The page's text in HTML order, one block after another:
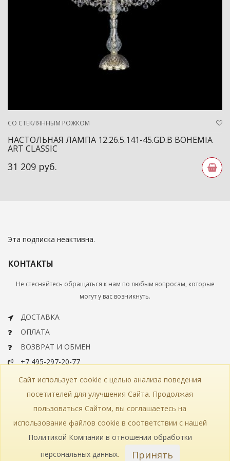
СО СТЕКЛЯННЫМ РОЖКОМ
НАСТОЛЬНАЯ ЛАМПА 12.26.5.141-45.GD.B BOHEMIA
ART CLASSIC
31 209 руб.
Эта подписка неактивна.
КОНТАКТЫ
Не стесняйтесь обращаться к нам по любым вопросам, которые
могут у вас возникнуть.
ДОСТАВКА
ОПЛАТА
ВОЗВРАТ И ОБМЕН
+7 495-297-20-77
info@bohemiaartclassic.ru
СКАЧАТЬ КАТАЛОГ
КАТАЛОГ
ПОЛИТИКА КОНФИДЕНЦИАЛЬНОСТИ
СТАТЬИ
ПРОИЗВОДСТВО
© 2018—2026 Bohemia Art Classic
Сайт использует cookie с целью анализа поведения
посетителей для улучшения Сайта. Продолжая
пользоваться Сайтом, вы соглашаетесь на
использование файлов cookie в соответствии с нашей
Политикой Компании в отношении обработки
персональных данных. Принять